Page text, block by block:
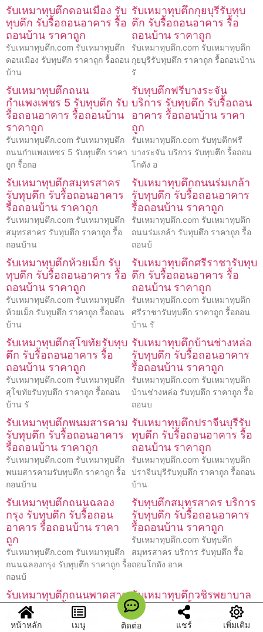
รับเหมาทุบตึกดอนเมือง รับ
ทุบตึก รับรื้อถอนอาคาร รื้อ
ถอนบ้าน ราคาถูก
รับเหมาทุบตึก.com รับเหมาทุบตึก
ดอนเมือง รับทุบตึก ราคาถูก รื้อถอน
บ้าน
รับเหมาทุบตึกกุยบุรีรับทุบ
ตึก รับรื้อถอนอาคาร รื้อ
ถอนบ้าน ราคาถูก
รับเหมาทุบตึก.com รับเหมาทุบตึก
กุยบุรีรับทุบตึก ราคาถูก รื้อถอนบ้าน
รั
รับเหมาทุบตึกถนน
กำแพงเพชร 5 รับทุบตึก รับ
รื้อถอนอาคาร รื้อถอนบ้าน
ราคาถูก
รับเหมาทุบตึก.com รับเหมาทุบตึก
ถนนกำแพงเพชร 5 รับทุบตึก ราคา
ถูก รื้อถอ
รับทุบตึกฟรีบางระจัน
บริการ รับทุบตึก รับรื้อถอน
อาคาร รื้อถอนบ้าน ราคา
ถูก
รับเหมาทุบตึก.com รับทุบตึกฟรี
บางระจัน บริการ รับทุบตึก รื้อถอน
โกดัง อ
รับเหมาทุบตึกสมุทรสาคร
รับทุบตึก รับรื้อถอนอาคาร
รื้อถอนบ้าน ราคาถูก
รับเหมาทุบตึก.com รับเหมาทุบตึก
สมุทรสาคร รับทุบตึก ราคาถูก รื้อ
ถอนบ้าน
รับเหมาทุบตึกถนนร่มเกล้า
รับทุบตึก รับรื้อถอนอาคาร
รื้อถอนบ้าน ราคาถูก
รับเหมาทุบตึก.com รับเหมาทุบตึก
ถนนร่มเกล้า รับทุบตึก ราคาถูก รื้อ
ถอนบ้
รับเหมาทุบตึกห้วยเม็ก รับ
ทุบตึก รับรื้อถอนอาคาร รื้อ
ถอนบ้าน ราคาถูก
รับเหมาทุบตึก.com รับเหมาทุบตึก
ห้วยเม็ก รับทุบตึก ราคาถูก รื้อถอน
บ้าน
รับเหมาทุบตึกศรีราชารับทุบ
ตึก รับรื้อถอนอาคาร รื้อ
ถอนบ้าน ราคาถูก
รับเหมาทุบตึก.com รับเหมาทุบตึก
ศรีราชารับทุบตึก ราคาถูก รื้อถอน
บ้าน รั
รับเหมาทุบตึกสุโขทัยรับทุบ
ตึก รับรื้อถอนอาคาร รื้อ
ถอนบ้าน ราคาถูก
รับเหมาทุบตึก.com รับเหมาทุบตึก
สุโขทัยรับทุบตึก ราคาถูก รื้อถอน
บ้าน รั
รับเหมาทุบตึกบ้านช่างหล่อ
รับทุบตึก รับรื้อถอนอาคาร
รื้อถอนบ้าน ราคาถูก
รับเหมาทุบตึก.com รับเหมาทุบตึก
บ้านช่างหล่อ รับทุบตึก ราคาถูก รื้อ
ถอนบ
รับเหมาทุบตึกพนมสารคาม
รับทุบตึก รับรื้อถอนอาคาร
รื้อถอนบ้าน ราคาถูก
รับเหมาทุบตึก.com รับเหมาทุบตึก
พนมสารคามรับทุบตึก ราคาถูก รื้อ
ถอนบ้าน
รับเหมาทุบตึกปราจีนบุรีรับ
ทุบตึก รับรื้อถอนอาคาร รื้อ
ถอนบ้าน ราคาถูก
รับเหมาทุบตึก.com รับเหมาทุบตึก
ปราจีนบุรีรับทุบตึก ราคาถูก รื้อถอน
บ้าน
รับเหมาทุบตึกถนนฉลอง
กรุง รับทุบตึก รับรื้อถอน
อาคาร รื้อถอนบ้าน ราคา
ถูก
รับเหมาทุบตึก.com รับเหมาทุบตึก
ถนนฉลองกรุง รับทุบตึก ราคาถูก รื้อ
ถอนบ้
รับทุบตึกสมุทรสาคร บริการ
รับทุบตึก รับรื้อถอนอาคาร
รื้อถอนบ้าน ราคาถูก
รับเหมาทุบตึก.com รับทุบตึก
สมุทรสาคร บริการ รับทุบตึก รื้อ
ถอนโกดัง อาค
รับเหมาทุบตึกถนนพาดสาย
รับทุบตึก รับรื้อถอนอาคาร
รื้อถอนบ้าน ราคาถูก
รับเหมาทุบตึกวชิรพยาบาล
รับทุบตึก รับรื้อถอนอาคาร
รื้อถอนบ้าน ราคาถูก
หน้าหลัก เมนู ติดต่อ แชร์ เพิ่มเติม